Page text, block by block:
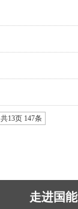
共13页 147条
走进国能